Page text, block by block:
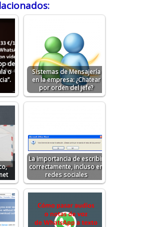
de
o
Sistemas de Mensajería
en la empresa: ¿Chatear
por orden del jefe?
La importancia de escribir
correctamente, incluso en
redes sociales